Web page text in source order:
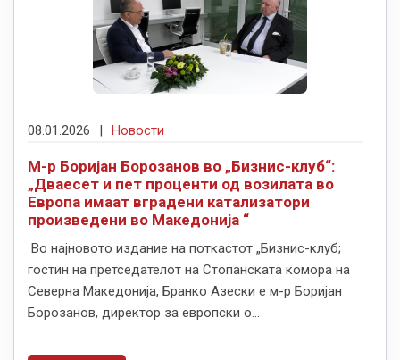
08.01.2026 | Новости
М-р Боријан Борозанов во „Бизнис-клуб“:
„Дваесет и пет проценти од возилата во
Европа имаат вградени катализатори
произведени во Македонија “
Во најновото издание на поткастот „Бизнис-клуб;
гостин на претседателот на Стопанската комора на
Северна Македонија, Бранко Азески е м-р Боријан
Борозанов, директор за европски о...